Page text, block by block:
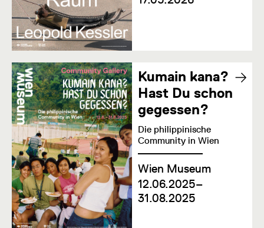
Kumain kana?
Hast Du schon
gegessen?
Die philippinische
Community in Wien
Wien Museum
12.06.2025–
31.08.2025